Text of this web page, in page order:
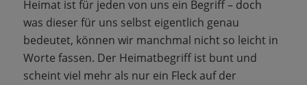
Heimat ist für jeden von uns ein Begriff – doch
was dieser für uns selbst eigentlich genau
bedeutet, können wir manchmal nicht so leicht in
Worte fassen. Der Heimatbegriff ist bunt und
scheint viel mehr als nur ein Fleck auf der